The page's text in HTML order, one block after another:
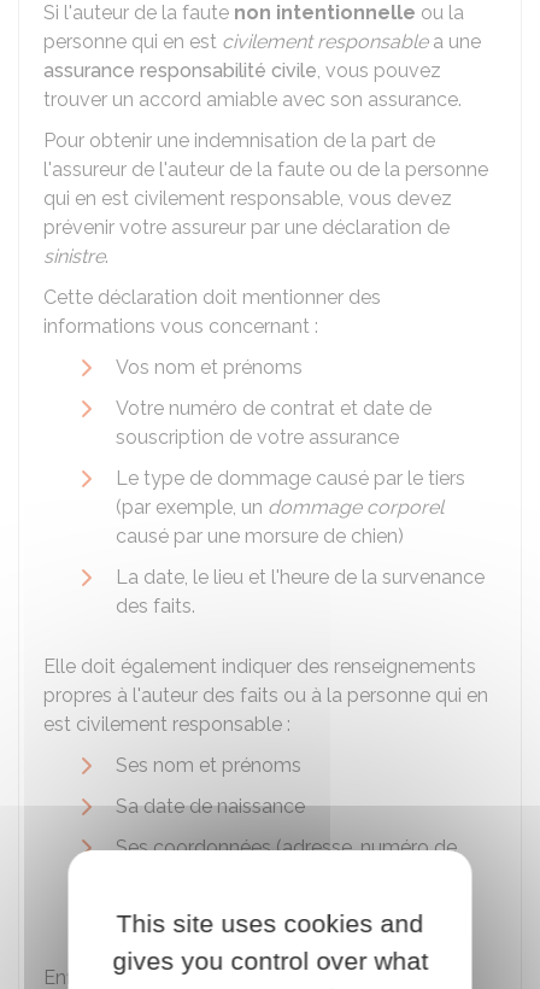
Si l'auteur de la faute non intentionnelle ou la
personne qui en est civilement responsablea une
assurance responsabilité civile, vous pouvez
trouver un accord amiable avec son assurance.
Pour obtenir une indemnisation de la part de
l'assureur de l'auteur de la faute ou de la personne
qui en est civilement responsable, vous devez
prévenir votre assureur par une déclaration de
sinistre.
Cette déclaration doit mentionner des
informations vous concernant :
Vos nom et prénoms
Votre numéro de contrat et date de
souscription de votre assurance
Le type de dommage causé par le tiers
(par exemple, un dommage corporel
causé par une morsure de chien)
La date, le lieu et l'heure de la survenance
des faits.
Elle doit également indiquer des renseignements
propres à l'auteur des faits ou à la personne qui en
est civilement responsable :
Ses nom et prénoms
Sa date de naissance
Ses coordonnées (adresse, numéro de
Sa compagnie d'assurance.
Enfin, vous devez indiquer les circonstances
This site uses cookies and
gives you control over what